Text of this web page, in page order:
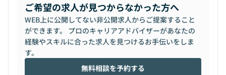
ご希望の求人が見つからなかった方へ
WEB上に公開してない非公開求人からご提案すること
ができます。 プロのキャリアアドバイザーがあなたの
経験やスキルに合った求人を見つけるお手伝いをしま
す。
無料相談を予約する